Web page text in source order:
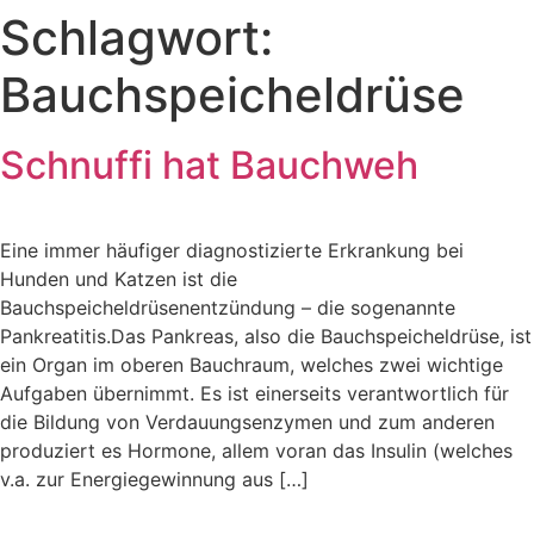
Zum
Inhalt
springen
Schlagwort:
Bauchspeicheldrüse
Schnuffi hat Bauchweh
Eine immer häufiger diagnostizierte Erkrankung bei
Hunden und Katzen ist die
Bauchspeicheldrüsenentzündung – die sogenannte
Pankreatitis.Das Pankreas, also die Bauchspeicheldrüse, ist
ein Organ im oberen Bauchraum, welches zwei wichtige
Aufgaben übernimmt. Es ist einerseits verantwortlich für
die Bildung von Verdauungsenzymen und zum anderen
produziert es Hormone, allem voran das Insulin (welches
v.a. zur Energiegewinnung aus […]